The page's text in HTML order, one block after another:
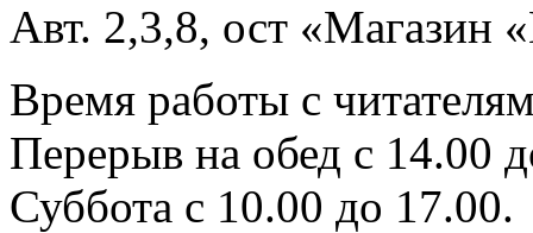
Авт. 2,3,8, ост «Магазин
Время работы с
Перерыв на обед с 14.00
Суббота с 10.00 до 17.00.